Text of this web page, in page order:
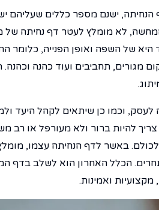
ישנם מספר כללים שעליהם
לא מומלץ לעטר דף נחיתה של
של השפה ואופן הפנייה, כלומר
מגורים, תחביבים ועוד כהנה
לעסק, וכמו כן שיתאים לקהל היעד
להיות ברור ולא מעורפל או רב
לכולם. באשר לדף הנחיתה עצמו,
הכלל האחרון הוא לשלב בדף
ואמינות.